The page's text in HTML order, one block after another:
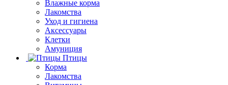
Влажные корма
Лакомства
Уход и гигиена
Аксессуары
Клетки
Амуниция
Птицы
Корма
Лакомства